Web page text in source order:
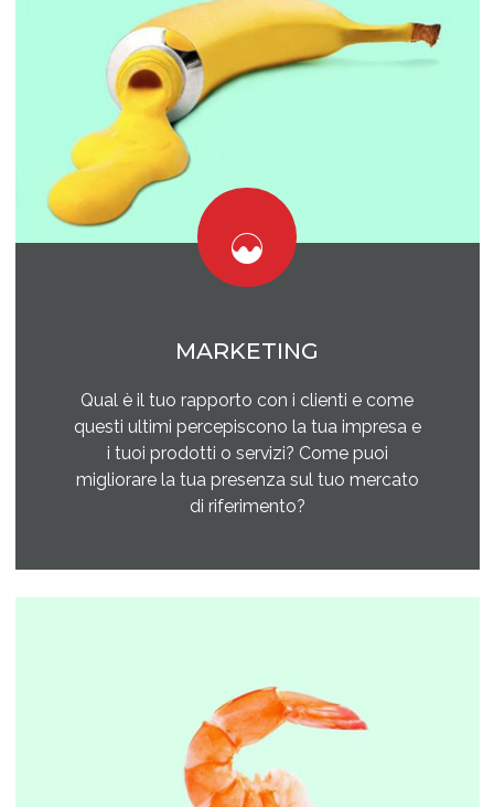
MARKETING
Qual è il tuo rapporto con i clienti e come
questi ultimi percepiscono la tua impresa e
i tuoi prodotti o servizi? Come puoi
migliorare la tua presenza sul tuo mercato
di riferimento?